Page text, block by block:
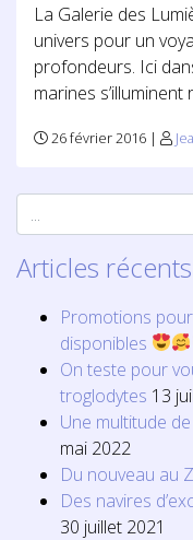
La Galerie des
univers pour un
profondeurs. Ici
marines
26 février 2016 |
Articles récents
Promotions
disponibles
On teste pour
troglodytes 13
Une multitude
mai 2022
Du nouveau au
Des navires
30 juillet 2021